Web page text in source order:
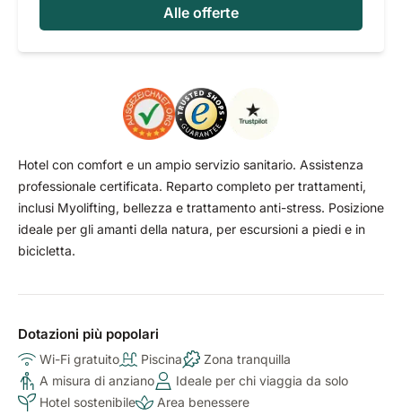
Alle offerte
Hotel con comfort e un ampio servizio sanitario. Assistenza
professionale certificata. Reparto completo per trattamenti,
inclusi Myolifting, bellezza e trattamento anti-stress. Posizione
ideale per gli amanti della natura, per escursioni a piedi e in
bicicletta.
Dotazioni più popolari
Wi-Fi gratuito Piscina
Zona tranquilla
A misura di anziano
Ideale per chi viaggia da solo
Hotel sostenibile
Area benessere